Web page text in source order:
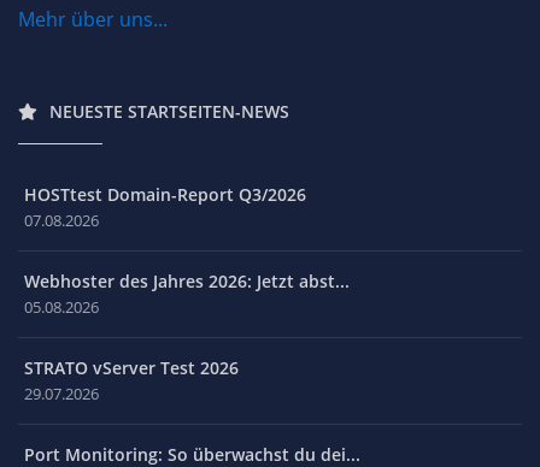
Mehr über uns...
NEUESTE STARTSEITEN-NEWS
HOSTtest Domain-Report Q3/2026
07.08.2026
Webhoster des Jahres 2026: Jetzt abst...
05.08.2026
STRATO vServer Test 2026
29.07.2026
Port Monitoring: So überwachst du dei...